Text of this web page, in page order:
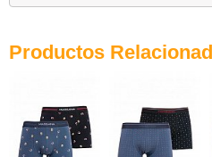
Productos